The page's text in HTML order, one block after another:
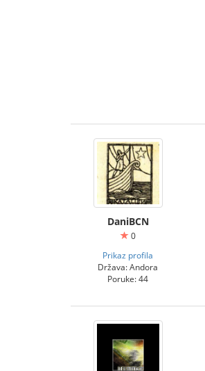
DaniBCN
0
Prikaz profila
Država: Andora
Poruke: 44